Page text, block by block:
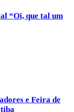
“Oi, que tal um
e Feira de